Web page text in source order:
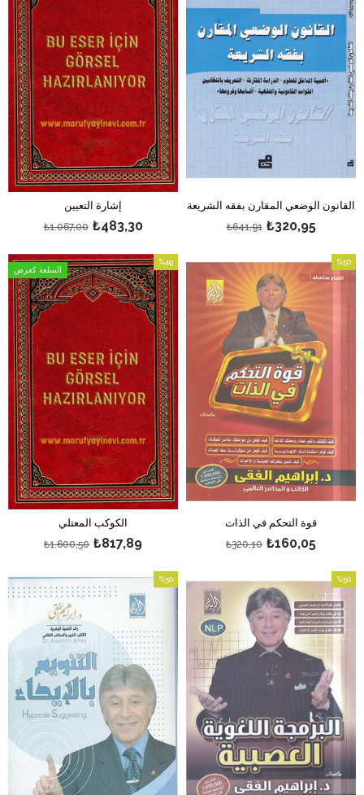
إشارة التعيين
₺483,30
₺1.067,00
القانون الوضعي المقارن بفقه الشريعة
₺320,95
₺641,91
الكوكب المعتلي
₺817,89
₺1.600,50
%49
بيع
%49بيع
السلعة كعرض
قوة التحكم في الذات
₺160,05
₺320,10
%50
بيع
%50
%50بيع
%50